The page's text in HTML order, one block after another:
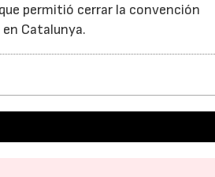
permitió cerrar la convención
Catalunya.